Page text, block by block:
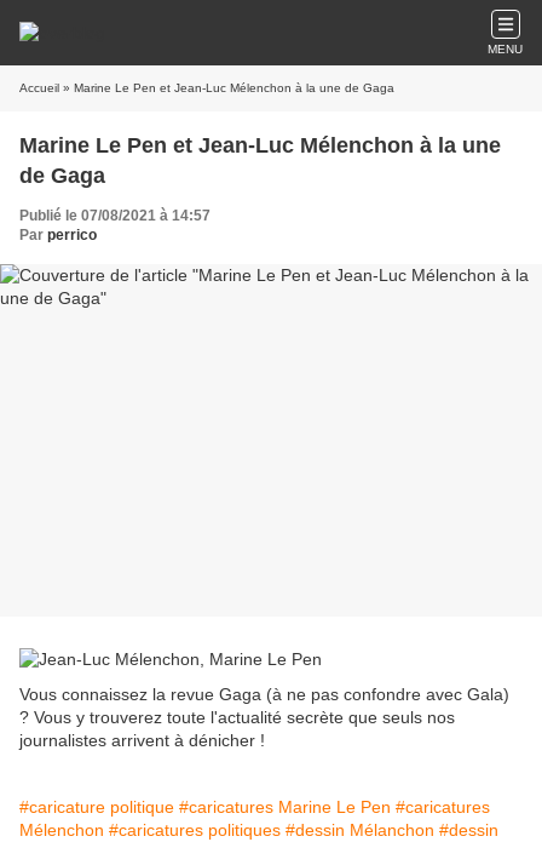
MENU
Accueil » Marine Le Pen et Jean-Luc Mélenchon à la une de Gaga
Marine Le Pen et Jean-Luc Mélenchon à la une
de Gaga
Publié le 07/08/2021 à 14:57
Par perrico
Vous connaissez la revue Gaga (à ne pas confondre avec Gala)
? Vous y trouverez toute l'actualité secrète que seuls nos
journalistes arrivent à dénicher !
#caricature politique #caricatures Marine Le Pen #caricatures
Mélenchon #caricatures politiques #dessin Mélanchon #dessin